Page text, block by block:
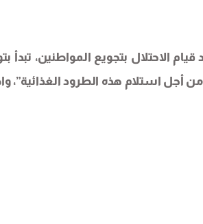
الاحتلال بتجويع المواطنين، تبدأ
أجل استلام هذه الطرود الغذائية”،